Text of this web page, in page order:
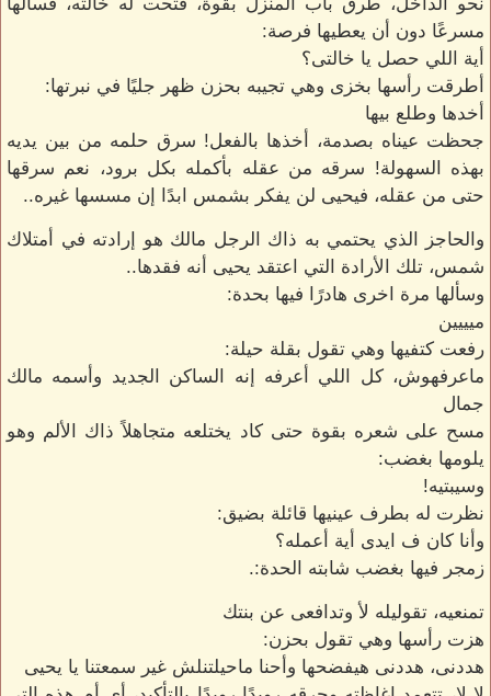
مسرعًا دون أن يعطيها فرصة:
أية اللي حصل يا خالتى؟
أطرقت رأسها بخزى وهي تجيبه بحزن ظهر جليًا في نبرتها:
أخدها وطلع بيها
جحظت عيناه بصدمة، أخذها بالفعل! سرق حلمه من بين يديه
بهذه السهولة! سرقه من عقله بأكمله بكل برود، نعم سرقها
حتى من عقله، فيحيى لن يفكر بشمس ابدًا إن مسسها غيره..
والحاجز الذي يحتمي به ذاك الرجل مالك هو إرادته في أمتلاك
شمس، تلك الأرادة التي اعتقد يحيى أنه فقدها..
وسألها مرة اخرى هادرًا فيها بحدة:
ميييين
رفعت كتفيها وهي تقول بقلة حيلة:
ماعرفهوش، كل اللي أعرفه إنه الساكن الجديد وأسمه مالك
جمال
مسح على شعره بقوة حتى كاد يختلعه متجاهلاً ذاك الألم وهو
يلومها بغضب:
وسيبتيه!
نظرت له بطرف عينيها قائلة بضيق:
وأنا كان ف ايدى أية أعمله؟
زمجر فيها بغضب شابته الحدة:.
تمنعيه، تقوليله لأ وتدافعى عن بنتك
هزت رأسها وهي تقول بحزن:
هددنى، هددنى هيفضحها وأحنا ماحيلتنلش غير سمعتنا يا يحيى